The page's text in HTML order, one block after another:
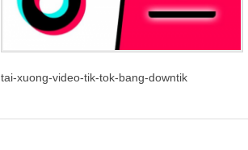
tai-xuong-video-tik-tok-bang-downtik